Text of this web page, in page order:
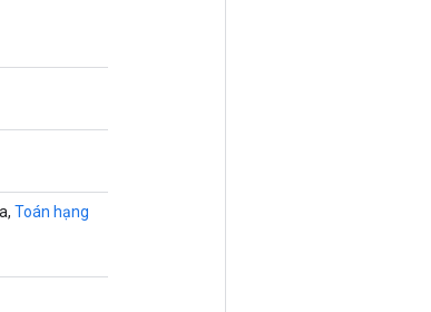
Toán hạng